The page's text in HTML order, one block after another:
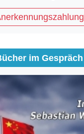
im Gespräch